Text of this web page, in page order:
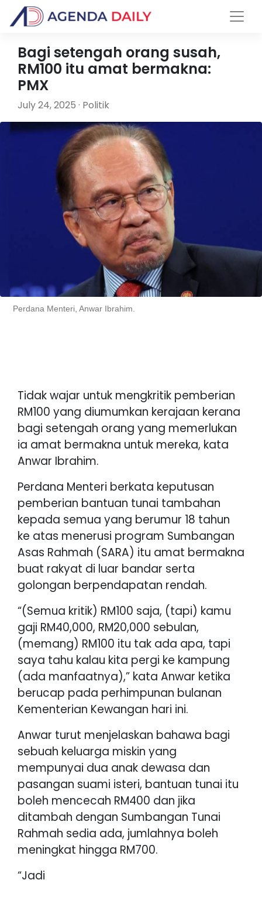
Bagi setengah orang susah,
RM100 itu amat bermakna:
PMX
July 24, 2025 · Politik
Perdana Menteri, Anwar Ibrahim.
Tidak wajar untuk mengkritik pemberian
RM100 yang diumumkan kerajaan kerana
bagi setengah orang yang memerlukan
ia amat bermakna untuk mereka, kata
Anwar Ibrahim.
Perdana Menteri berkata keputusan
pemberian bantuan tunai tambahan
kepada semua yang berumur 18 tahun
ke atas menerusi program Sumbangan
Asas Rahmah (SARA) itu amat bermakna
buat rakyat di luar bandar serta
golongan berpendapatan rendah.
“(Semua kritik) RM100 saja, (tapi) kamu
gaji RM40,000, RM20,000 sebulan,
(memang) RM100 itu tak ada apa, tapi
saya tahu kalau kita pergi ke kampung
(ada manfaatnya),” kata Anwar ketika
berucap pada perhimpunan bulanan
Kementerian Kewangan hari ini.
Anwar turut menjelaskan bahawa bagi
sebuah keluarga miskin yang
mempunyai dua anak dewasa dan
pasangan suami isteri, bantuan tunai itu
boleh mencecah RM400 dan jika
ditambah dengan Sumbangan Tunai
Rahmah sedia ada, jumlahnya boleh
meningkat hingga RM700.
“Jadi